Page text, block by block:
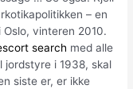
– en
vinteren 2010.
search med alle
jordstyre i 1938, skal
siste er, er ikke